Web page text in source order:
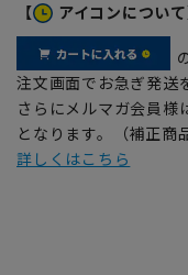
【 アイコンについて
注文画面でお急ぎ発送
さらにメルマガ会員様
となります。（補正商
詳しくはこちら